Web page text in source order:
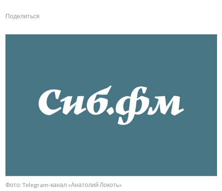
Поделиться
Фото: Telegram-канал «Анатолий Локоть»